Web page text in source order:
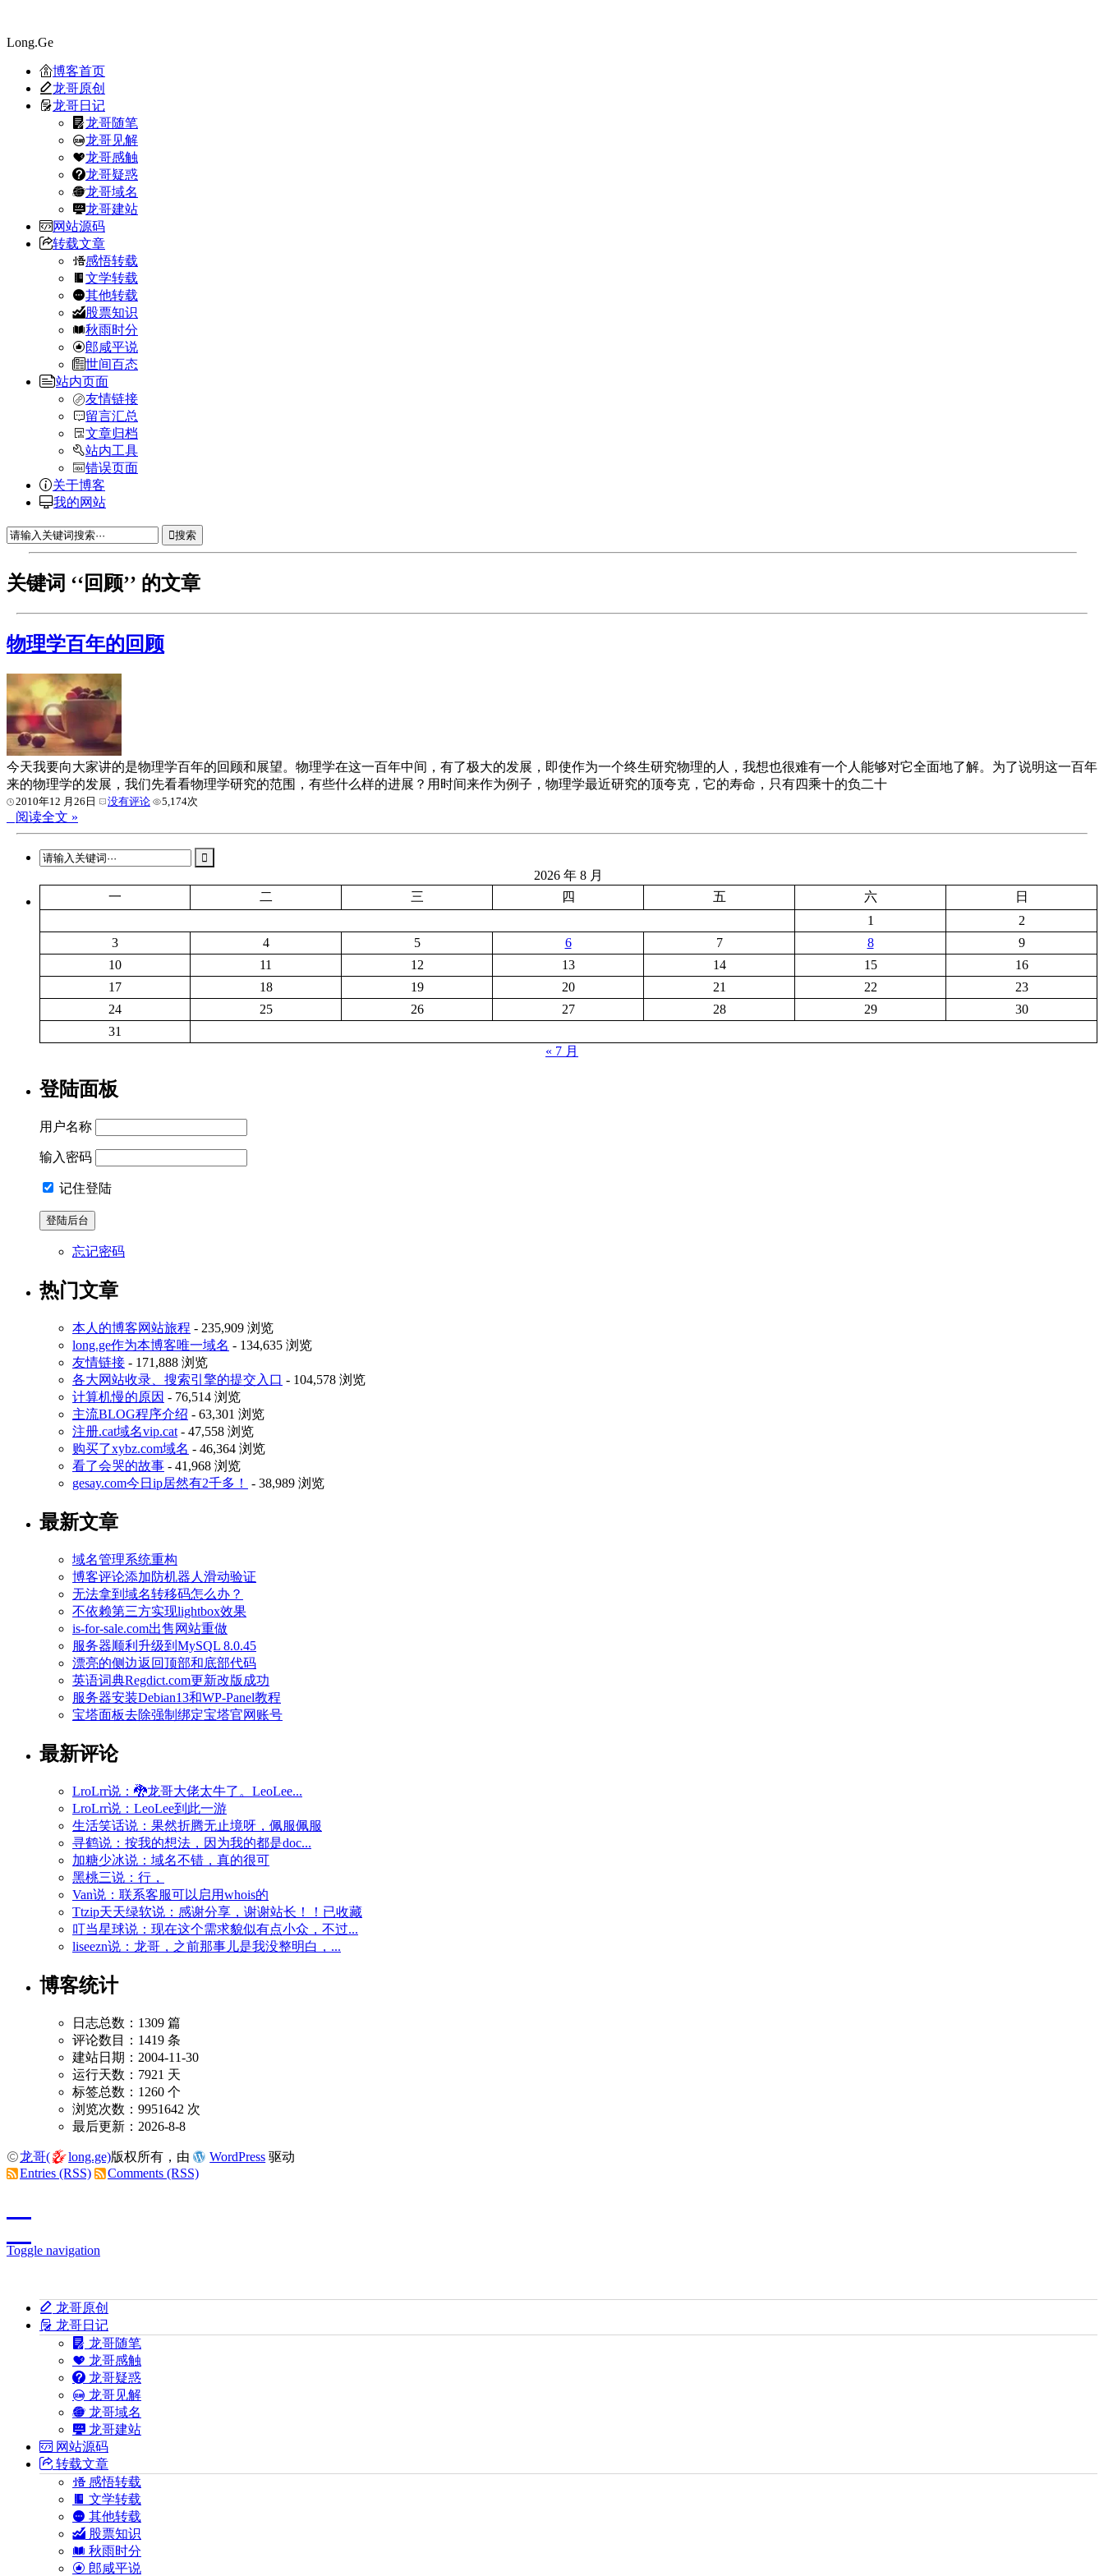
Long.Ge
博客首页
龙哥原创
龙哥日记
龙哥随笔
龙哥见解
龙哥感触
龙哥疑惑
龙哥域名
龙哥建站
网站源码
转载文章
感悟转载
文学转载
其他转载
股票知识
秋雨时分
郎咸平说
世间百态
站内页面
友情链接
留言汇总
文章归档
站内工具
错误页面
关于博客
我的网站
搜索
关键词 ‘‘回顾’’ 的文章
物理学百年的回顾
今天我要向大家讲的是物理学百年的回顾和展望。物理学在这一百年中间，有了极大的发展，即使作为一个终生研究物理的人，我想也很难有一个人能够对它全面地了解。为了说明这一百年
来的物理学的发展，我们先看看物理学研究的范围，有些什么样的进展？用时间来作为例子，物理学最近研究的顶夸克，它的寿命，只有四乘十的负二十
2010年12 月26日 没有评论 5,174次
阅读全文 »
2026 年 8 月
一
二 三 四 五 六
日
1
2
3
4 5 6 7 8
9
10
11 12 13 14 15
16
17
18 19 20 21 22
23
24
25 26 27 28 29
30
31
« 7 月
登陆面板
用户名称
输入密码
记住登陆
忘记密码
热门文章
本人的博客网站旅程 - 235,909 浏览
long.ge作为本博客唯一域名 - 134,635 浏览
友情链接 - 171,888 浏览
各大网站收录、搜索引擎的提交入口 - 104,578 浏览
计算机慢的原因 - 76,514 浏览
主流BLOG程序介绍 - 63,301 浏览
注册.cat域名vip.cat - 47,558 浏览
购买了xybz.com域名 - 46,364 浏览
看了会哭的故事 - 41,968 浏览
gesay.com今日ip居然有2千多！
- 38,989 浏览
最新文章
域名管理系统重构
博客评论添加防机器人滑动验证
无法拿到域名转移码怎么办？
不依赖第三方实现lightbox效果
is-for-sale.com出售网站重做
服务器顺利升级到MySQL 8.0.45
漂亮的侧边返回顶部和底部代码
英语词典Regdict.com更新改版成功
服务器安装Debian13和WP-Panel教程
宝塔面板去除强制绑定宝塔官网账号
最新评论
LroLrr说：🐉龙哥大佬太牛了。LeoLee...
LroLrr说：LeoLee到此一游
生活笑话说：果然折腾无止境呀，佩服佩服
寻鹤说：按我的想法，因为我的都是doc...
加糖少冰说：域名不错，真的很可
黑桃三说：行，
Van说：联系客服可以启用whois的
Ttzip天天绿软说：感谢分享，谢谢站长！！已收藏
叮当星球说：现在这个需求貌似有点小众，不过...
liseezn说：龙哥，之前那事儿是我没整明白，...
博客统计
日志总数：1309 篇
评论数目：1419 条
建站日期：2004-11-30
运行天数：7921 天
标签总数：1260 个
浏览次数：9951642 次
最后更新：2026-8-8
龙哥( long.ge)版权所有，由 WordPress 驱动
Entries (RSS)
Comments (RSS)
Toggle navigation
龙哥原创
龙哥日记
龙哥随笔
龙哥感触
龙哥疑惑
龙哥见解
龙哥域名
龙哥建站
网站源码
转载文章
感悟转载
文学转载
其他转载
股票知识
秋雨时分
郎咸平说